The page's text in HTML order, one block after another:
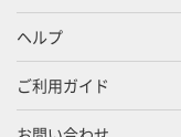
ヘルプ
ご利用ガイド